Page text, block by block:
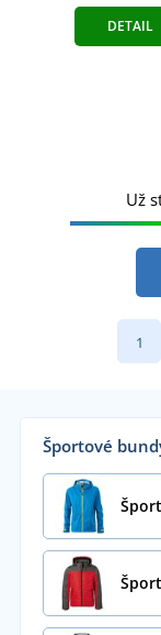
DETAIL
Už
1
Športové